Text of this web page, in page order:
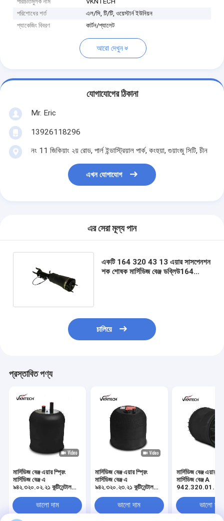
পরিশোধের শর্ত
এল/সি, টি/টি, ওয়েস্টার্ন ইউনিয়ন
প্যাকেজিং বিবরণ
কার্টন/প্যালেট
আরো দেখুন
যোগাযোগের ঠিকানা
Mr. Eric
13926118296
নং 11 জিকিয়াং ২য় রোড, পার্ল ইন্ডাস্ট্রিয়াল পার্ক, কংহুয়া, গুয়াংজু সিটি, চীন
এখন যোগাযোগ
এর সেরা মূল্য পান
একটি 164 320 43 13 এয়ার সাসপেনশন
শক শোষক মার্সিডিজ বেঞ্জ ডব্লিউ164
চালিয়ে
প্রস্তাবিত পণ্য
মার্সিডিজ বেঞ্জ এয়ার স্প্রিং
মার্সিডিজ বেঞ্জ এ
৯৪২.৩২০.০২.২১ কন্টিনেন্টাল
মেটাল স্টিল পিস্টন প্রাকৃতিক
রাবার প্রতিস্থাপিত হয়েছে
Vkntech1K4102 দ্বারা
ভালো দাম
মার্সিডিজ বেঞ্জ এয়ার স্প্রিং
মার্সিডিজ বেঞ্জ এ
৯৪২.৩২০.২৩.২১ কন্টিনেন্টাল
A9423202321
প্রতিস্থাপিত হয়েছে
ভালো দাম
মার্সিডিজ বেঞ্জ এয়ার
মার্সিডিজ বেঞ্জ A
942.320.01.21
9505 ধাতু ইস্পাত
প্রাকৃতিক রাবার
Vkntech1K4101
ভালো দাম